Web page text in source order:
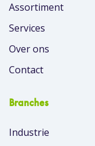
Assortiment
Services
Over ons
Contact
Branches
Industrie